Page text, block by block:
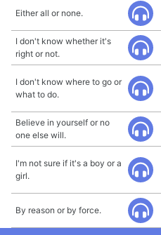
Either all or none.
I don't know whether it's
right or not.
I don't know where to go or
what to do.
Believe in yourself or no
one else will.
I'm not sure if it's a boy or a
girl.
By reason or by force.